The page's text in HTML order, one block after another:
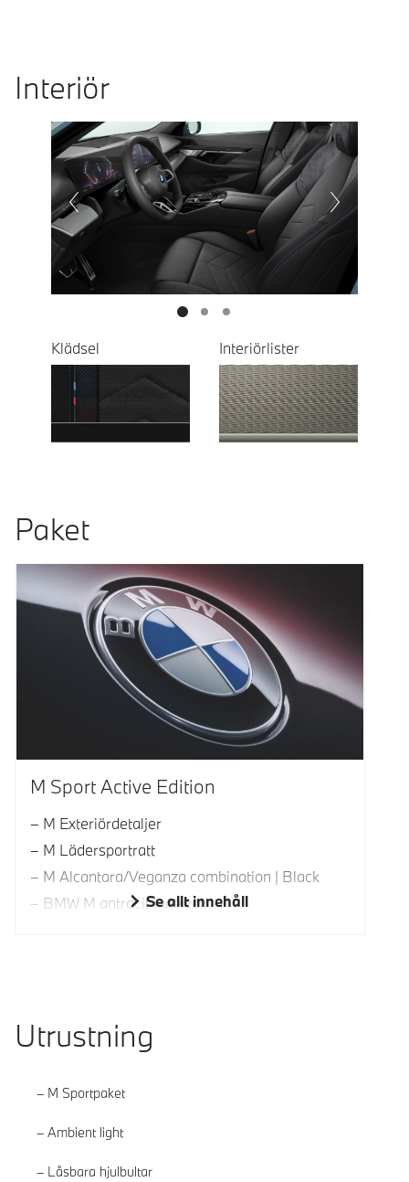
Interiör
Prevoius
Next
Klädsel Interiörlister
Paket
M Sport Active Edition
M Exteriördetaljer
M Lädersportratt
M Alcantara/Veganza combination | Black
BMW M antracit innertak
Se allt innehåll
Utrustning
M Sportpaket
Ambient light
Låsbara hjulbultar